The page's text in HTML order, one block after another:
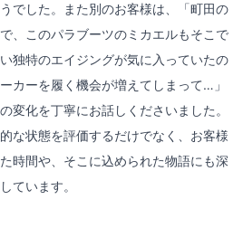
でした。また別のお客様は、「町田の
、このパラブーツのミカエルもそこで
独特のエイジングが気に入っていたの
カーを履く機会が増えてしまって…」
変化を丁寧にお話しくださいました。
な状態を評価するだけでなく、お客様
時間や、そこに込められた物語にも深
ています。